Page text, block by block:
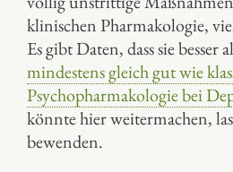
klinischen Pharmakologie,
Es gibt Daten, dass sie besser
mindestens gleich gut wie
Psychopharmakologie bei
könnte hier weitermachen,
bewenden.